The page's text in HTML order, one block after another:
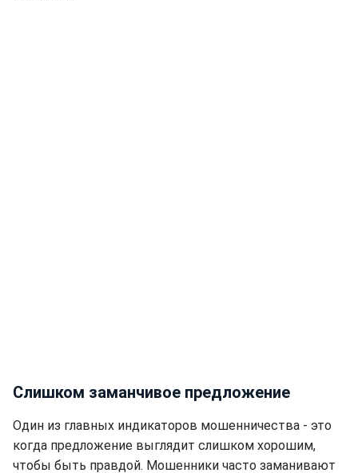
Слишком заманчивое предложение
Один из главных индикаторов мошенничества - это
когда предложение выглядит слишком хорошим,
чтобы быть правдой. Мошенники часто заманивают